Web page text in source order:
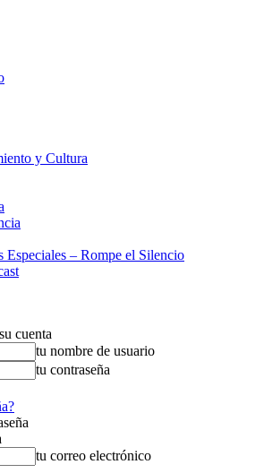
y Cultura
Especiales – Rompe el Silencio
cuenta
tu nombre de usuario
tu contraseña
tu correo electrónico